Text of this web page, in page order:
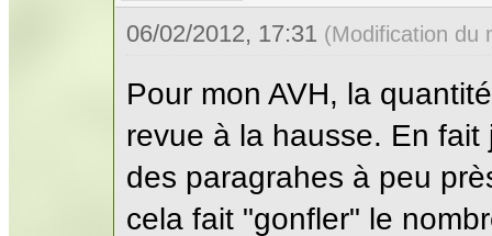
06/02/2012, 17:31 (Modification du
Pour mon AVH, la
revue à la hausse. En
des paragrahes à peu
cela fait "gonfler" le